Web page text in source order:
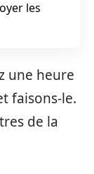
les
une heure
faisons-le.
de la